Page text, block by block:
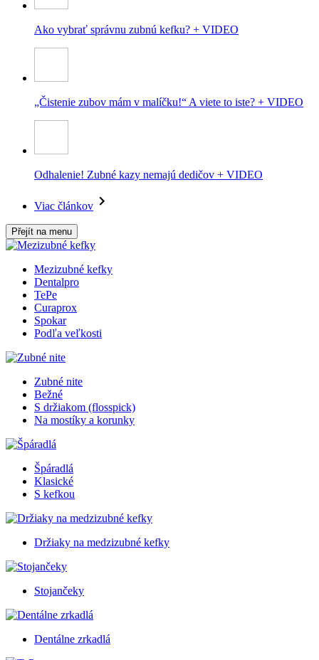
Ako vybrať správnu zubnú kefku? + VIDEO
„Čistenie zubov mám v malíčku!“ A viete to iste? + VIDEO
Odhalenie! Zubné kazy nemajú dedičov + VIDEO
Viac článkov
Přejít na menu
Mezizubné kefky
Dentalpro
TePe
Curaprox
Spokar
Podľa veľkosti
Zubné nite
Bežné
S držiakom (flosspick)
Na mostíky a korunky
Špáradlá
Klasické
S kefkou
Držiaky na medzizubné kefky
Stojančeky
Dentálne zrkadlá